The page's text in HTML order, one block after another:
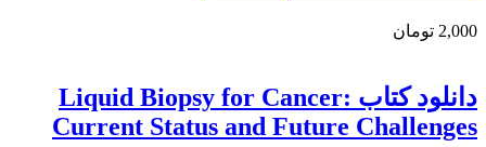
2,000 تومان
دانلود کتاب Liquid Biopsy for Cancer:
Current Status and Future Challenges